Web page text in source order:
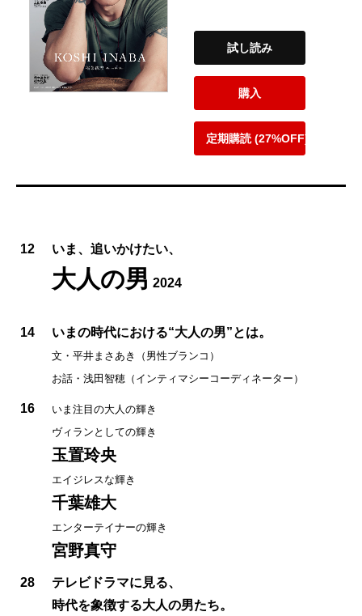
試し読み
購入
定期購読 (27%OFF)
12 いま、追いかけたい、
大人の男 2024
14 いまの時代における“大人の男”とは。
文・平井まさあき（男性ブランコ）
お話・浅田智穂（インティマシーコーディネーター）
16
いま注目の大人の輝き
ヴィランとしての輝き
玉置玲央
エイジレスな輝き
千葉雄大
エンターテイナーの輝き
宮野真守
28
テレビドラマに見る、
時代を象徴する大人の男たち。